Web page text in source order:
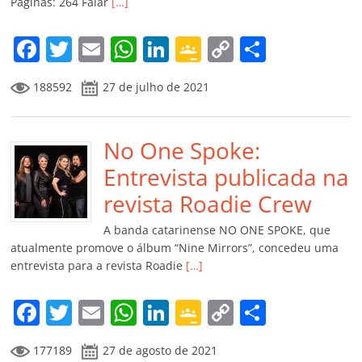
m
F
a
c
e
b
o
o
k
T
w
itt
er
E
m
ai
l
W
h
at
s
A
p
p
Li
n
k
e
dI
n
G
o
o
gl
e
Cl
a
ss
ro
o
m
C
y
Li
n
k
p
til
h
ar
188592 27 de julho de 2021
No One Spoke:
Entrevista publicada na
revista Roadie Crew
A banda catarinense NO ONE SPOKE, que
atualmente promove o álbum “Nine Mirrors”, concedeu uma
entrevista para a revista Roadie […]
F
a
T
w
E
m
W Li
n
G
o
C
177189 27 de agosto de 2021